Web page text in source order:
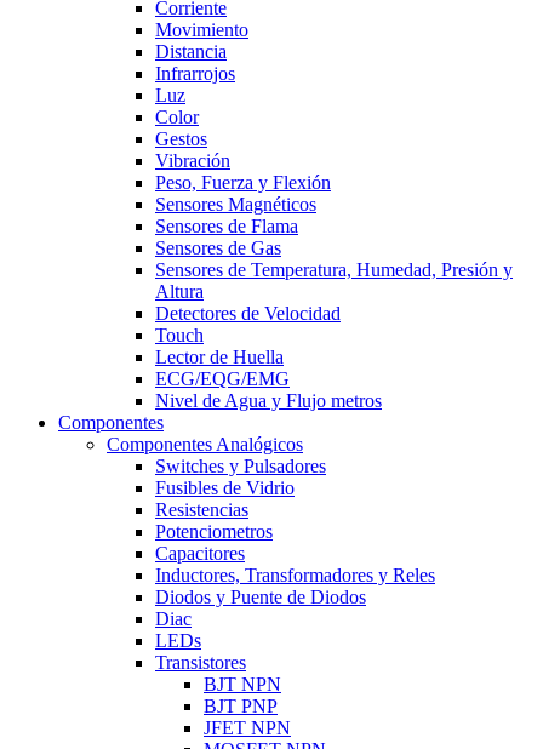
Corriente
Movimiento
Distancia
Infrarrojos
Luz
Color
Gestos
Vibración
Peso, Fuerza y Flexión
Sensores Magnéticos
Sensores de Flama
Sensores de Gas
Sensores de Temperatura, Humedad, Presión y
Altura
Detectores de Velocidad
Touch
Lector de Huella
ECG/EQG/EMG
Nivel de Agua y Flujo metros
Componentes
Componentes Analógicos
Switches y Pulsadores
Fusibles de Vidrio
Resistencias
Potenciometros
Capacitores
Inductores, Transformadores y Reles
Diodos y Puente de Diodos
Diac
LEDs
Transistores
BJT NPN
BJT PNP
JFET NPN